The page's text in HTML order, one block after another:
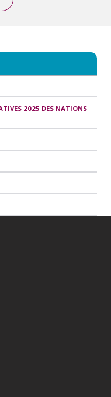
2025 DES NATIONS